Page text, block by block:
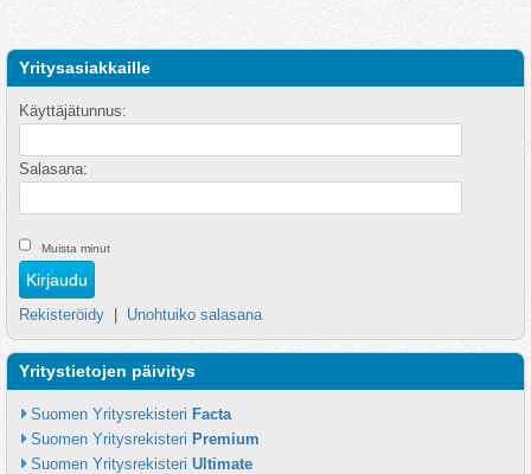
Yritysasiakkaille
Käyttäjätunnus:
Salasana:
Muista minut
Rekisteröidy Unohtuiko salasana
Yritystietojen päivitys
Suomen Yritysrekisteri Facta
Suomen Yritysrekisteri Premium
Suomen Yritysrekisteri Ultimate